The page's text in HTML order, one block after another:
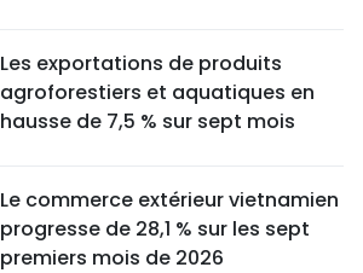
Les exportations de produits
agroforestiers et aquatiques en
hausse de 7,5 % sur sept mois
Le commerce extérieur vietnamien
progresse de 28,1 % sur les sept
premiers mois de 2026